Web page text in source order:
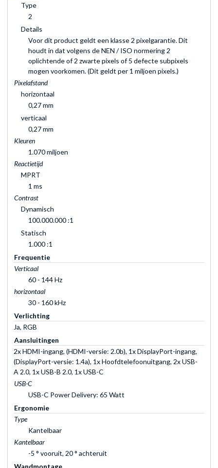
Type
2
Details
Voor dit product geldt een klasse 2 pixelgarantie. Dit
houdt in dat volgens de NEN / ISO normering 2
oplichtende of 2 zwarte pixels of 5 defecte subpixels
mogen voorkomen. (Dit geldt per 1 miljoen pixels.)
Pixelafstand
horizontaal
0,27 mm
verticaal
0,27 mm
Kleuren
1.070 miljoen
Reactietijd
MPRT
1 ms
Contrast
Dynamisch
100.000.000 :1
Statisch
1.000 :1
Frequentie
Verticaal
60 - 144 Hz
horizontaal
30 - 160 kHz
Verlichting
Ja, RGB
Aansluitingen
2x HDMI-ingang, (HDMI-versie: 2.0b), 1x DisplayPort-ingang,
(DisplayPort-versie: 1.4a), 1x Hoofdtelefoonuitgang, 2x USB-
A 2.0, 1x USB-B 2.0, 1x USB-C
USB-C
USB-C Power Delivery: 65 Watt
Ergonomie
Type
Kantelbaar
Kantelbaar
-5 ° vooruit, 20 ° achteruit
Wandmontage